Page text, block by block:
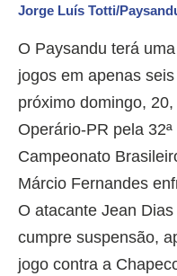
Jorge Luís Totti/
O Paysandu terá
jogos em apenas
próximo domingo,
Operário-PR pela
Campeonato
Márcio Fernandes
O atacante Jean
cumpre suspensão,
jogo contra a